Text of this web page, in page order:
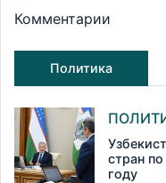
Комментарии
Политика
стран
году